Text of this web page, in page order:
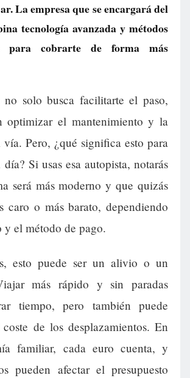
La empresa que se encargará del
tecnología avanzada y métodos
para cobrarte de forma más
no solo busca facilitarte el paso,
optimizar el mantenimiento y la
vía. Pero, ¿qué significa esto para
Si usas esa autopista, notarás
será más moderno y que quizás
caro o más barato, dependiendo
y el método de pago.
esto puede ser un alivio o un
más rápido y sin paradas
tiempo, pero también puede
de los desplazamientos. En
familiar, cada euro cuenta, y
pueden afectar el presupuesto